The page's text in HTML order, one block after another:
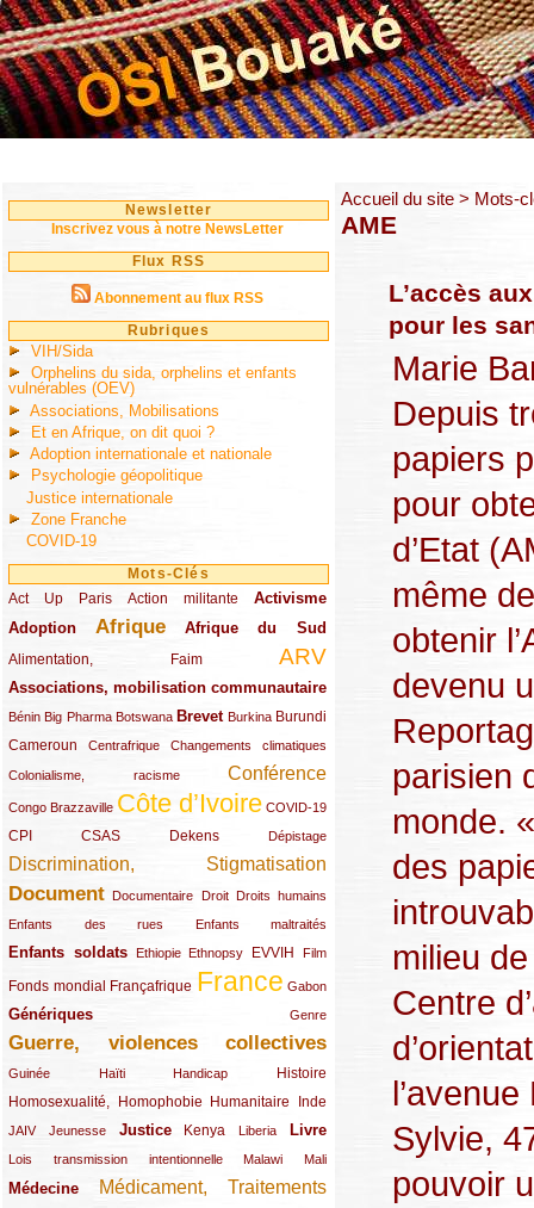
Newsletter
Inscrivez vous à notre NewsLetter
Flux RSS
Abonnement au flux RSS
Rubriques
VIH/Sida
Orphelins du sida, orphelins et enfants
vulnérables (OEV)
Associations, Mobilisations
Et en Afrique, on dit quoi ?
Adoption internationale et nationale
Psychologie géopolitique
Justice internationale
Zone Franche
COVID-19
Mots-Clés
Act Up Paris
(49/289) Action militante
(32/289) Activisme
(73/289)
Adoption
(82/289) Afrique
(161/289) Afrique du Sud
(73/289)
Alimentation, Faim
(48/289) ARV
(203/289)
Associations, mobilisation communautaire
(65/289)
Bénin
(13/289)Big Pharma
(16/289) Botswana
(9/289) Brevet
(83/289) Burkina
(18/289) Burundi
(30/289)
Cameroun
(47/289) Centrafrique
(23/289) Changements climatiques
(10/289)
Colonialisme, racisme
(19/289) Conférence
(118/289)
Congo Brazzaville
(24/289) Côte d’Ivoire
(263/289) COVID-19
(13/289)
CPI
(48/289) CSAS
(32/289) Dekens
(29/289) Dépistage
(19/289)
Discrimination, Stigmatisation
(131/289)
Document
(145/289) Documentaire
(9/289) Droit
(20/289) Droits humains
(22/289)
Enfants des rues
(21/289) Enfants maltraités
(10/289)
Enfants soldats
(68/289) Ethiopie
(12/289) Ethnopsy
(15/289) EVVIH
(55/289) Film
(22/289)
Fonds mondial
(48/289) Françafrique
(39/289) France
(289/289) Gabon
(12/289)
Génériques
(59/289) Genre
(22/289)
Guerre, violences collectives
(149/289)
Guinée
(12/289) Haïti
(15/289) Handicap
(10/289) Histoire
(49/289)
Homosexualité, Homophobie
(44/289) Humanitaire
(47/289) Inde
(34/289)
JAIV
(10/289)Jeunesse
(21/289) Justice
(65/289) Kenya
(35/289) Liberia
(25/289) Livre
(62/289)
Lois transmission intentionnelle
(24/289) Malawi
(11/289) Mali
(21/289)
Médecine
(62/289) Médicament, Traitements
(142/289)
Accueil du site > Mots-
AME
L’accès
pour les
Marie
Depuis
papiers
pour
d’Etat
même
obtenir
devenu
parisien
monde.
des
milieu
Centre
Sylvie,
pouvoir